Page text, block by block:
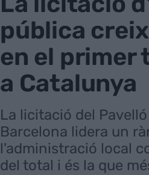
pública
en el primer
a Catalunya
La licitació del
Barcelona lidera un
l'administració local
del total i és la que